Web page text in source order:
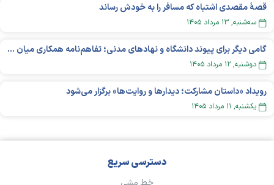
قصهٔ مقصدی اشتباه که مسافر را به خودش رساند
سه‌شنبه, ۱۳ مرداد ۱۴۰۵
گامی دیگر برای پیوند دانشگاه و نهادهای مدنی؛ تفاهم‌نامه همکاری میان «شبکه ملی» و «دانشگاه هنر ایران» منعقد شد
دوشنبه, ۱۲ مرداد ۱۴۰۵
رویداد «داستان مشارکت؛ دیدار‌ها و روایت‌ها» برگزار می‌شود
يکشنبه, ۱۱ مرداد ۱۴۰۵
دسترسی سریع